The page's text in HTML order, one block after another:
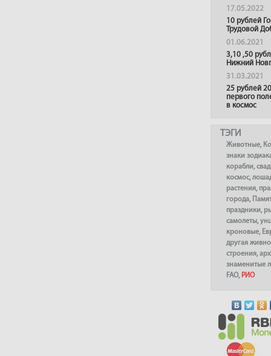
17.05.2022
10 рублей
Трудовой
01.06.2021
3,10 ,50
Нижний
31.03.2021
25 рублей
первого
в космос
ТЭГИ
Животные,
знаки
корабли,
космос,
растения,
города,
праздники,
самолеты,
кроновые,
другая
строения,
знаменитые
FAO, РИО